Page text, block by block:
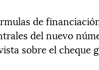
de
del nuevo
sobre el cheque